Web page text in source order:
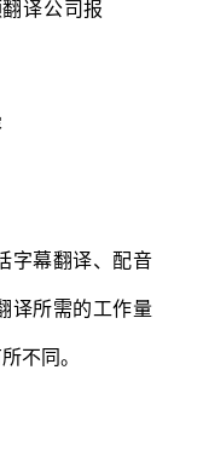
字幕翻译、配音
译所需的工作量
不同。